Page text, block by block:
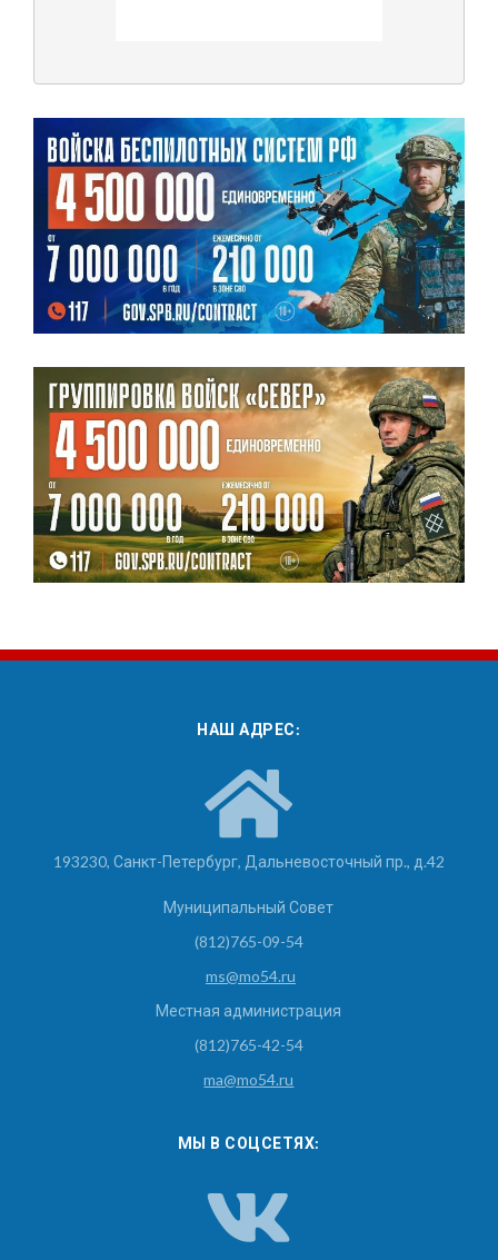
НАШ АДРЕС:
193230, Санкт-Петербург, Дальневосточный пр., д.42
Муниципальный Совет
(812)765-09-54
ms@mo54.ru
Местная администрация
(812)765-42-54
ma@mo54.ru
МЫ В СОЦСЕТЯХ: